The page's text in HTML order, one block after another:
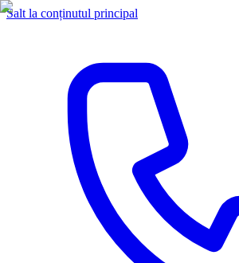
Salt la conținutul principal